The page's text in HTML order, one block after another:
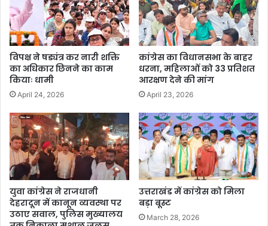
विपक्ष ने षड्यंत्र कर नारी शक्ति
का अधिकार छिनने का काम
कियाः धामी
April 24, 2026
कांग्रेस का विधानसभा के बाहर
धरना, महिलाओं को 33 प्रतिशत
आरक्षण देने की मांग
April 23, 2026
युवा कांग्रेस ने राजधानी
देहरादून में कानून व्यवस्था पर
उठाए सवाल, पुलिस मुख्यालय
उत्तराखंड में कांग्रेस को मिला
बड़ा बूस्ट
March 28, 2026